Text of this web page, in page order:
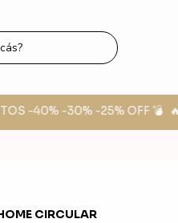
-40% -30% -25% OFF 💣 🔥
CIRCULAR